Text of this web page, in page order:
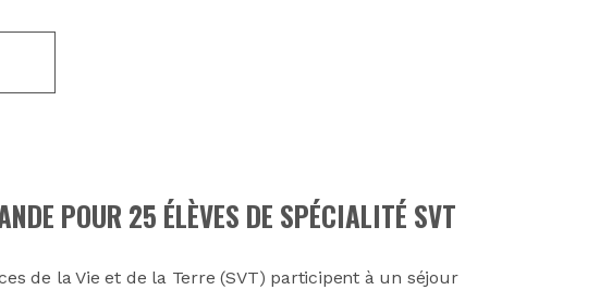
POUR 25 ÉLÈVES DE SPÉCIALITÉ SVT
de la Vie et de la Terre (SVT) participent à un séjour